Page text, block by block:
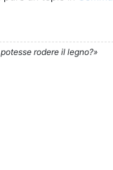
rodere il legno?»